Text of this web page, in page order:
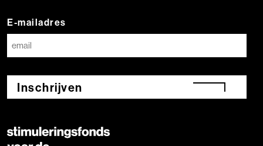
E-mailadres
Inschrijven